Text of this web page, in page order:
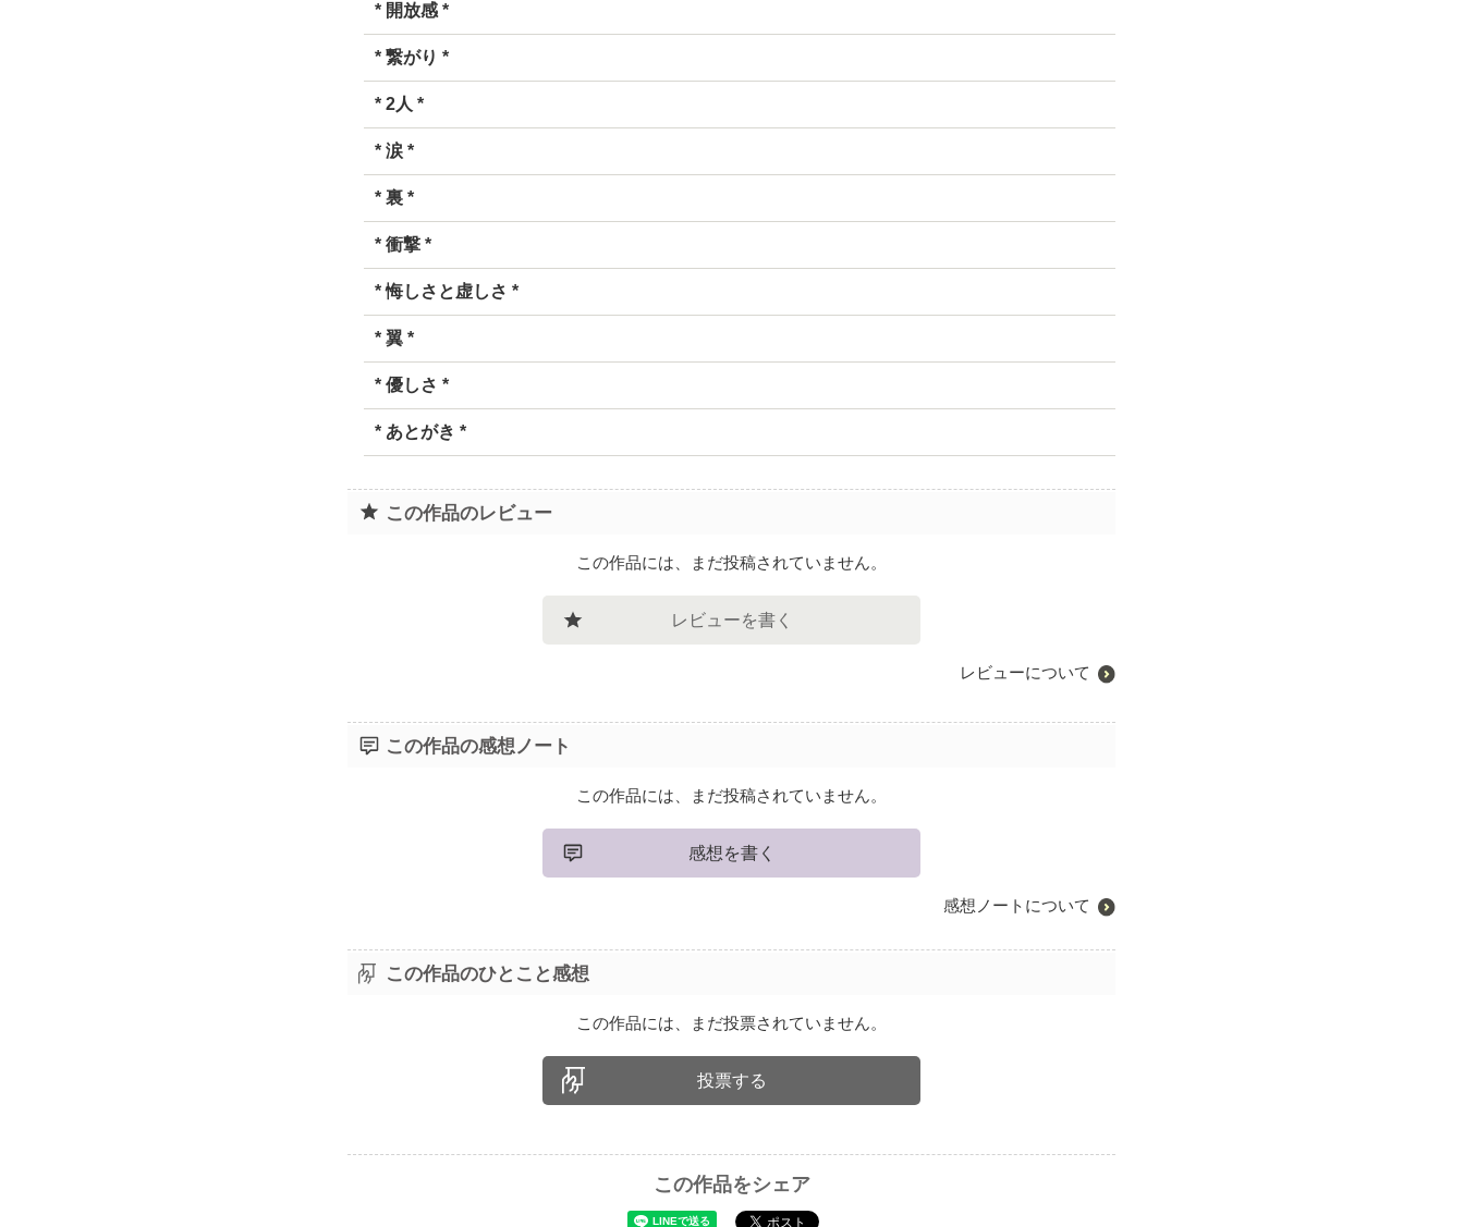
* 開放感 *
* 繋がり *
* 2人 *
* 涙 *
* 裏 *
* 衝撃 *
* 悔しさと虚しさ *
* 翼 *
* 優しさ *
* あとがき *
この作品のレビュー
この作品には、まだ投稿されていません。
レビューを書く
レビューについて
この作品の感想ノート
この作品には、まだ投稿されていません。
感想を書く
感想ノートについて
この作品のひとこと感想
この作品には、まだ投票されていません。
投票する
この作品をシェア